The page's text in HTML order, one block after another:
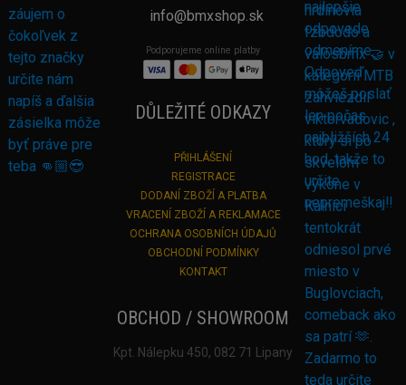
info@bmxshop.sk
Podporujeme online platby
DŮLEŽITÉ ODKAZY
PŘIHLÁŠENÍ
REGISTRACE
DODANÍ ZBOŽÍ A PLATBA
VRACENÍ ZBOŽÍ A REKLAMACE
OCHRANA OSOBNÍCH ÚDAJŮ
OBCHODNÍ PODMÍNKY
KONTAKT
OBCHOD / SHOWROOM
Kpt. Nálepku 450, 082 71 Lipany